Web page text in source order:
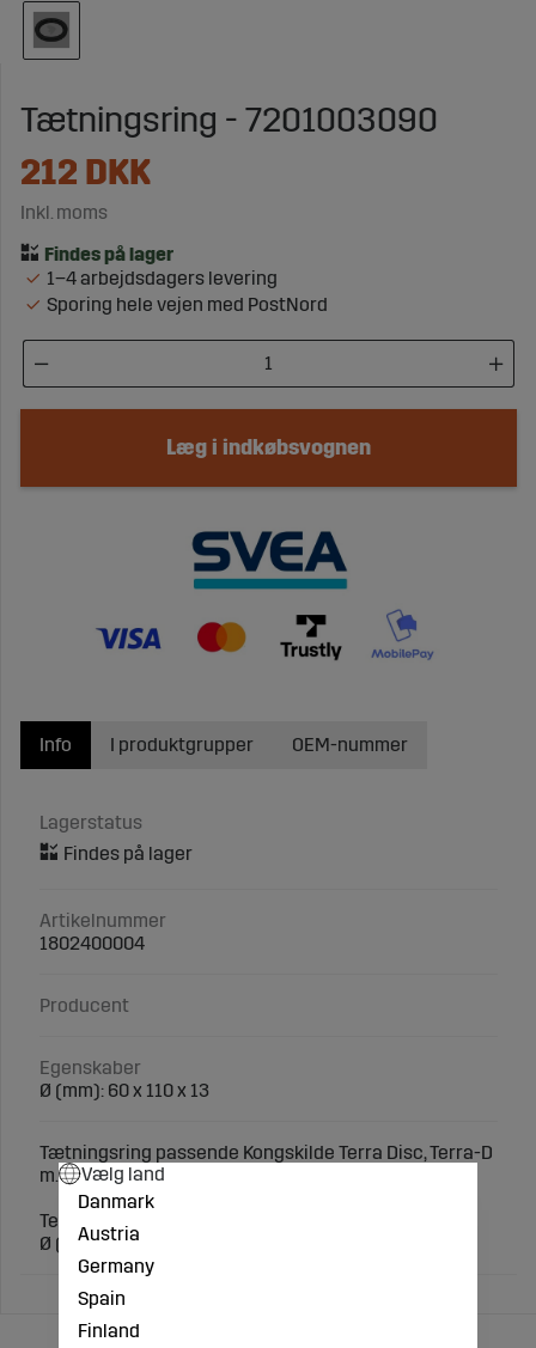
Tætningsring - 7201003090
212 DKK
Inkl. moms
1–4 arbejdsdagers levering
Sporing hele vejen med PostNord
Læg i indkøbsvognen
Info
Lagerstatus
Artikelnummer
1802400004
Producent
Egenskaber
Ø (mm): 60 x 110 x 13
Tætningsring passende Kongskilde Terra Disc, Terra-D
m.fl.
Teknisk specifikation:
Ø (mm): 60 x 110 x 13
I produktgrupper OEM-nummer
Vælg land
Danmark
Austria
Germany
Spain
Finland